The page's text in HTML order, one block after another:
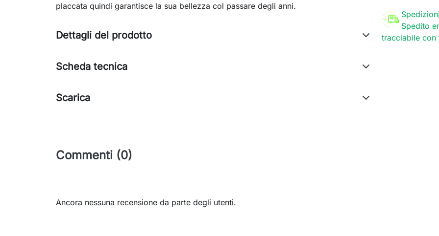
Spedizioni
Spedito
tracciabile con
placcata quindi garantisce la sua bellezza col passare degli anni.
Dettagli del prodotto
Scheda tecnica
Scarica
Commenti (0)
Ancora nessuna recensione da parte degli utenti.